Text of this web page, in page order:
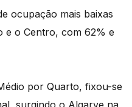
ocupação mais baixas
e o Centro, com 62% e
por Quarto, fixou-se
surgindo o Algarve na